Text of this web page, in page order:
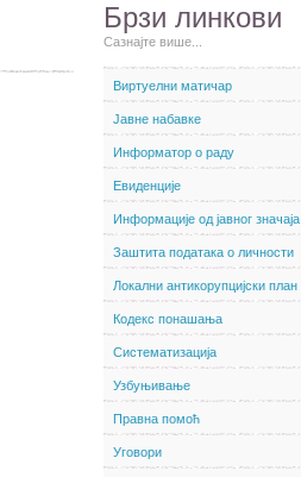
Брзи линкови
Сазнајте више...
Виртуелни матичар
Јавне набавке
Информатор о раду
Евиденције
Информације од јавног значаја
Заштита података о личности
Локални антикорупцијски план
Кодекс понашања
Систематизација
Узбуњивање
Правна помоћ
Уговори